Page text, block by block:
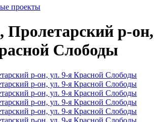
проекты
Пролетарский р-он,
Слободы